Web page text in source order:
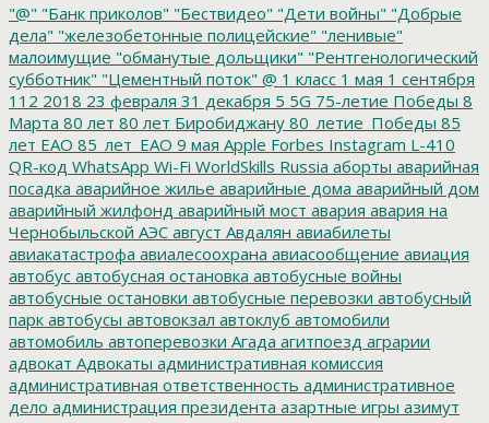
"@" "Банк приколов" "Бествидео" "Дети войны" "Добрые
дела" "железобетонные полицейские" "ленивые"
малоимущие "обманутые дольщики" "Рентгенологический
субботник" "Цементный поток" @ 1 класс 1 мая 1 сентября
112 2018 23 февраля 31 декабря 5 5G 75-летие Победы 8
Марта 80 лет 80 лет Биробиджану 80_летие_Победы 85
лет ЕАО 85_лет_ЕАО 9 мая Apple Forbes Instagram L-410
QR-код WhatsApp Wi-Fi WorldSkills Russia аборты аварийная
посадка аварийное жилье аварийные дома аварийный дом
аварийный жилфонд аварийный мост авария авария на
Чернобыльской АЭС август Авдалян авиабилеты
авиакатастрофа авиалесоохрана авиасообщение авиация
автобус автобусная остановка автобусные войны
автобусные остановки автобусные перевозки автобусный
парк автобусы автовокзал автоклуб автомобили
автомобиль автоперевозки Агада агитпоезд аграрии
адвокат Адвокаты административная комиссия
административная ответственность административное
дело администрация президента азартные игры азимут